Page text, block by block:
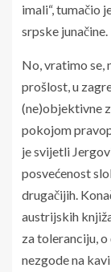
imali“, tumačio
srpske junačine.
No, vratimo se,
prošlost, u
(ne)objektivne
pokojom
je svijetli
posvećenost
drugačijih.
austrijskih
za toleranciju,
nezgode na